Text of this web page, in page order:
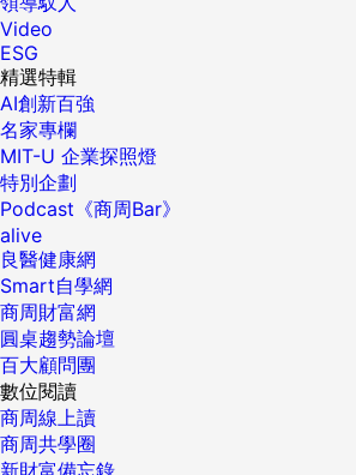
Video
ESG
精選特輯
AI創新百強
名家專欄
MIT-U 企業探照燈
特別企劃
Podcast《商周Bar》
alive
良醫健康網
Smart自學網
商周財富網
圓桌趨勢論壇
百大顧問團
數位閱讀
商周線上讀
商周共學圈
新財富備忘錄